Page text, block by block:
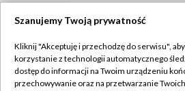
Abonament
Sklep TVP
Regulamin
Polityka
Szanujemy Twoją prywatność
Kliknij "Akceptuję i przechodzę do serwisu",
korzystanie z technologii automatycznego
dostęp do informacji na Twoim urządzeniu
przechowywanie oraz na przetwarzanie